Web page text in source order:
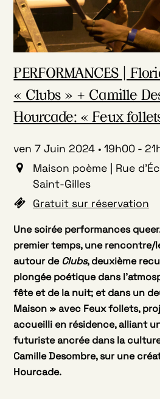
PERFORMANCES |
« Clubs » + Camille
Hourcade: « Feux
ven 7 Juin 2024 19h00 -
Maison poème | Rue
Saint-Gilles
Gratuit sur réservation
Une soirée performances
premier temps, une rencontre/
autour de Clubs, deuxième
plongée poétique dans
fête et de la nuit; et dans un
Maison » avec Feux follets,
accueilli en résidence, alliant
futuriste ancrée dans la
Camille Desombre, sur une
Hourcade.